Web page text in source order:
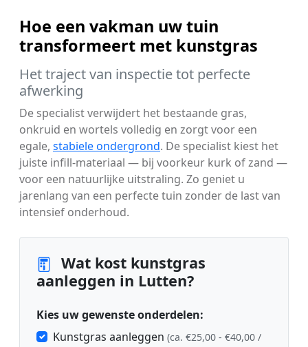
Hoe een vakman uw tuin
transformeert met kunstgras
Het traject van inspectie tot perfecte
afwerking
De specialist verwijdert het bestaande gras,
onkruid en wortels volledig en zorgt voor een
egale, stabiele ondergrond. De specialist kiest het
juiste infill-materiaal — bij voorkeur kurk of zand —
voor een natuurlijke uitstraling. Zo geniet u
jarenlang van een perfecte tuin zonder de last van
intensief onderhoud.
Wat kost kunstgras
aanleggen in Lutten?
Kies uw gewenste onderdelen:
Kunstgras aanleggen (ca. €25,00 - €40,00 /